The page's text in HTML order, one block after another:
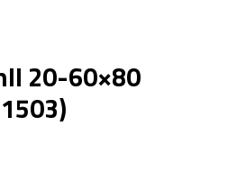
20-60×80